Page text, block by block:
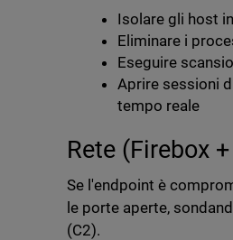
Isolare gli host
Eliminare i
Eseguire
Aprire sessioni
tempo reale
Rete (Firebox
Se l'endpoint è
le porte aperte,
(C2).